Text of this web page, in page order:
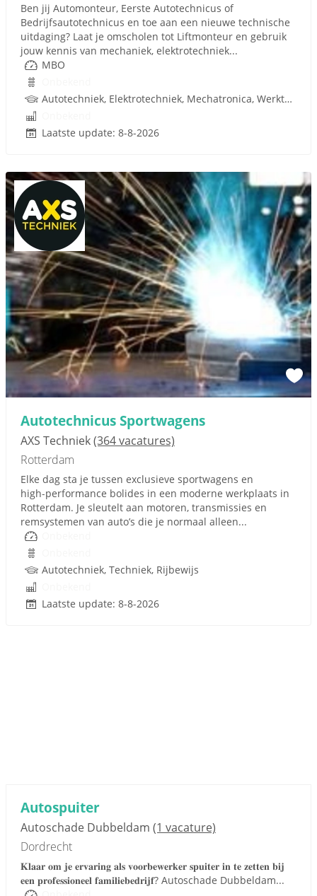
Ben jij Automonteur, Eerste Autotechnicus of
Bedrijfsautotechnicus en toe aan een nieuwe technische
uitdaging? Laat je omscholen tot Liftmonteur en gebruik
jouw kennis van mechaniek, elektrotechniek...
MBO
Autotechniek, Elektrotechniek, Mechatronica, Werktuigbouwkunde, Lifttechniek, Techniek, Rijbewijs
Laatste update: 8-8-2026
Autotechnicus Sportwagens
AXS Techniek(364 vacatures)
Rotterdam
Elke dag sta je tussen exclusieve sportwagens en
high‑performance bolides in een moderne werkplaats in
Rotterdam. Je sleutelt aan motoren, transmissies en
remsystemen van auto’s die je normaal alleen...
Autotechniek, Techniek, Rijbewijs
Laatste update: 8-8-2026
Autospuiter
Autoschade Dubbeldam (1 vacature)
Dordrecht
𝐊𝐥𝐚𝐚𝐫 𝐨𝐦 𝐣𝐞 𝐞𝐫𝐯𝐚𝐫𝐢𝐧𝐠 𝐚𝐥𝐬 𝐯𝐨𝐨𝐫𝐛𝐞𝐰𝐞𝐫𝐤𝐞𝐫 𝐬𝐩𝐮𝐢𝐭𝐞𝐫 𝐢𝐧 𝐭𝐞 𝐳𝐞𝐭𝐭𝐞𝐧 𝐛𝐢𝐣
𝐞𝐞𝐧 𝐩𝐫𝐨𝐟𝐞𝐬𝐬𝐢𝐨𝐧𝐞𝐞𝐥 𝐟𝐚𝐦𝐢𝐥𝐢𝐞𝐛𝐞𝐝𝐫𝐢𝐣𝐟? Autoschade Dubbeldam...